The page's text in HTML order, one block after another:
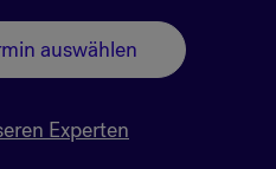
auswählen
Experten